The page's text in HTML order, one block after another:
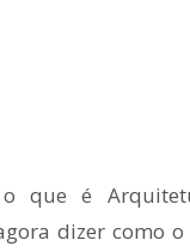
que é
dizer como o